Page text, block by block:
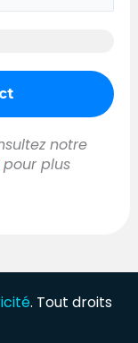
notre
pour plus
. Tout droits